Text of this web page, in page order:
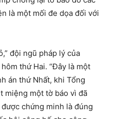
là một mối đe dọa đối với
đội ngũ pháp lý của
thứ Hai. “Đây là một
án thứ Nhất, khi Tổng
miệng một tờ báo vì đã
chứng minh là đúng